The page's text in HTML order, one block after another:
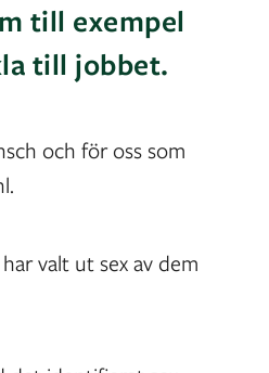
till exempel
till jobbet.
och för oss som
valt ut sex av dem